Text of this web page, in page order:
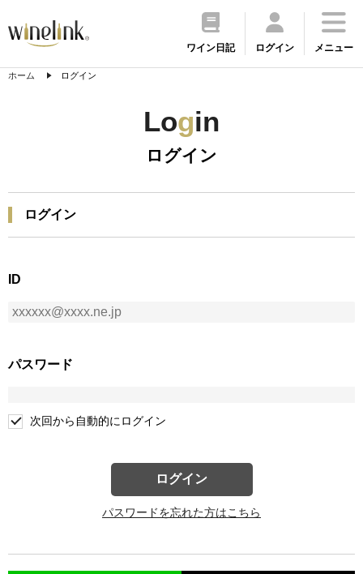
ワイン日記 ログイン メニュー
ホーム ログイン
Login
ログイン
ログイン
ID
パスワード
次回から自動的にログイン
ログイン
パスワードを忘れた方はこちら